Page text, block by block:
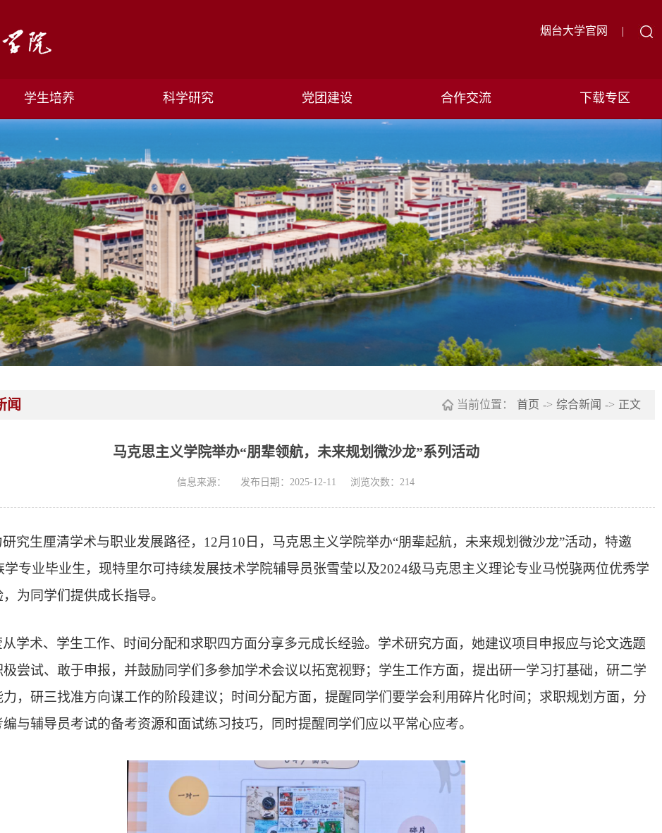
烟台大学官网 |
学生培养 科学研究 党团建设 合作交流 下载专区
闻 当前位置： 首页 -> 综合新闻 -> 正文
马克思主义学院举办“朋辈领航，未来规划微沙龙”系列活动
信息来源： 发布日期：2025-12-11 浏览次数： 214
究生厘清学术与职业发展路径， 1 2月 10 日， 马克思主义学院举办“朋辈起航，未来规划微沙龙”活动，特邀
学专业毕业生，现特里尔可持续发展技术学院辅导员张雪莹以及2024级马克思主义理论专业马悦骁两位优秀学
为同学们提供成长指导。
学术、 学生工作、 时间分配和求职四方面分享多元成长经验。 学术研究方面，她建议项目申报应与论文选题
极尝试、敢于申报，并鼓励同学们 多参加学术会议以拓宽视野；学生工作方面，提出研一学习打基础，研二学
力，研三找准方向谋工作的阶段建议；时间分配方面，提醒同学们要学会利用碎片化时间；求职规划方面，分
与辅导员考试的备考资源和面试练习技巧，同时提醒同学们 应以平常心应考。